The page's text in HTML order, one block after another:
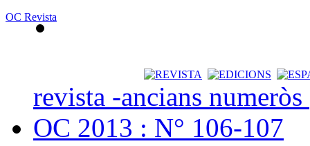
OC Revista
revista -ancians
OC 2013 : N° 106-107